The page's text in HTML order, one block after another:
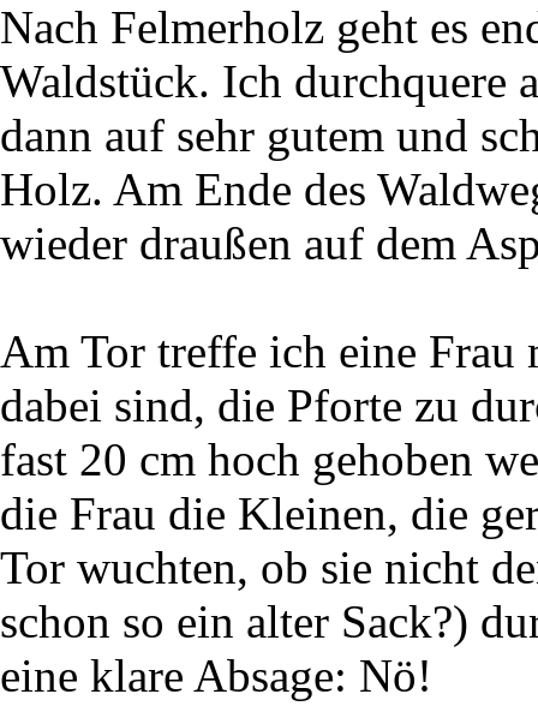
Nach Felmerholz geht es
Waldstück. Ich durchquere
dann auf sehr gutem und
Holz. Am Ende des
wieder draußen auf dem
Am Tor treffe ich eine
dabei sind, die Pforte zu
fast 20 cm hoch gehoben
die Frau die Kleinen, die
Tor wuchten, ob sie nicht
schon so ein alter Sack?)
eine klare Absage: Nö!